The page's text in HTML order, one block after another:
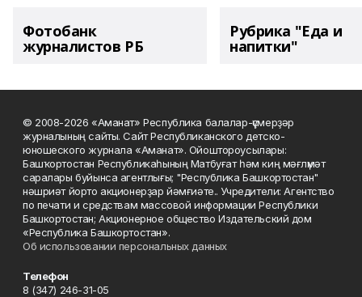
Фотобанк
журналистов РБ
Рубрика "Еда и
напитки"
© 2008-2026 «Аманат» Республика балалар-үҫмерҙәр
журналының сайты. Сайт Республиканского детско-
юношеского журнала «Аманат». Ойоштороусылары:
Башҡортостан Республикаһының Матбуғат һәм киң мәғлүмәт
саралары буйынса агентлығы; "Республика Башкортостан"
нәшриәт йорто акционерҙар йәмғиәте.. Учредители: Агентство
по печати и средствам массовой информации Республики
Башкортостан; Акционерное общество Издательский дом
«Республика Башкортостан».
Об использовании персональных данных
Телефон
8 (347) 246-31-05